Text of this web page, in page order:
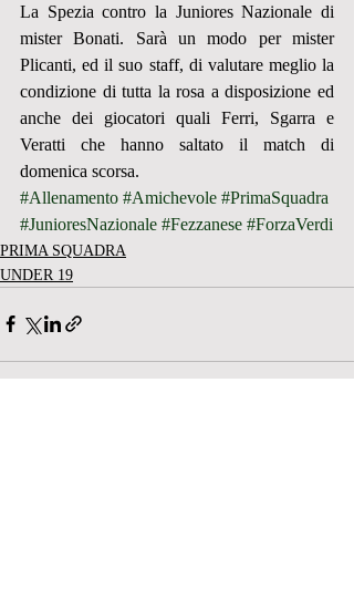
La Spezia contro la Juniores Nazionale di
mister Bonati. Sarà un modo per mister
Plicanti, ed il suo staff, di valutare meglio la
condizione di tutta la rosa a disposizione ed
anche dei giocatori quali Ferri, Sgarra e
Veratti che hanno saltato il match di
domenica scorsa.
#Allenamento #Amichevole #PrimaSquadra
#JunioresNazionale #Fezzanese #ForzaVerdi
PRIMA SQUADRA
UNDER 19